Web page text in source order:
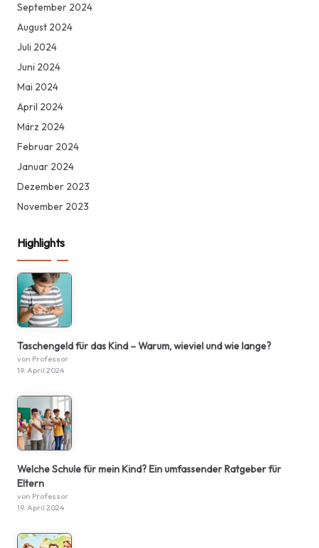
September 2024
August 2024
Juli 2024
Juni 2024
Mai 2024
April 2024
März 2024
Februar 2024
Januar 2024
Dezember 2023
November 2023
Highlights
Taschengeld für das Kind – Warum, wieviel und wie lange?
von Professor
19. April 2024
Welche Schule für mein Kind? Ein umfassender Ratgeber für
Eltern
von Professor
19. April 2024